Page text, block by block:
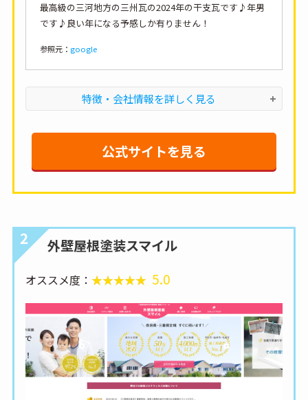
最高級の三河地方の三州瓦の2024年の干支瓦です♪年男
です♪良い年になる予感しか有りません！
参照元： google
特徴・会社情報を詳しく見る
公式サイトを見る
2 外壁屋根塗装スマイル
オススメ度： 5.0